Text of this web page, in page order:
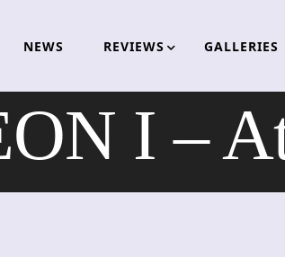
NEWS REVIEWS GALLERIES
I –